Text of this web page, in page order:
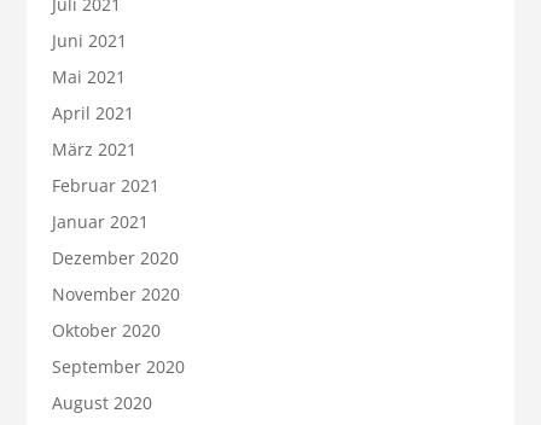
Juni 2021
Mai 2021
April 2021
März 2021
Februar 2021
Januar 2021
Dezember 2020
November 2020
Oktober 2020
September 2020
August 2020